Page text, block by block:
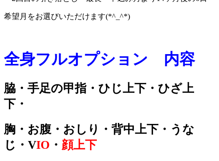
希望月をお選びいただけます(*^_^*)
全身フルオプション 内容
脇・手足の甲指・ひじ上下・ひざ上
下・
胸・お腹・おしり・背中上下・うな
じ・VIO ・ 顔上下